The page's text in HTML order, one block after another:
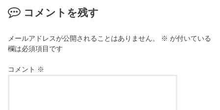
コメントを残す
メールアドレスが公開されることはありません。 ※ が付いている
欄は必須項目です
コメント ※